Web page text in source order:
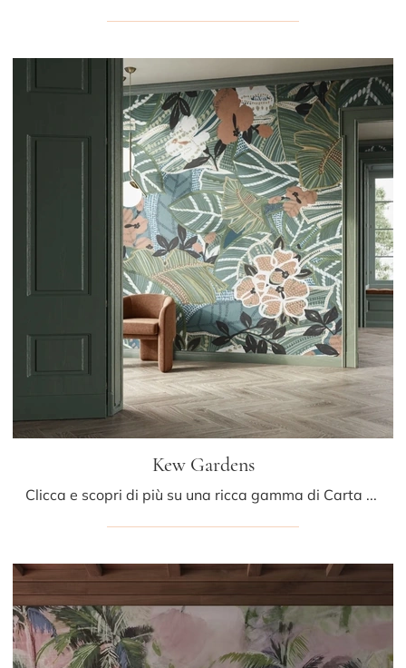
Kew Gardens
Clicca e scopri di più su una ricca gamma di Carta da parati in TNT moderna: il modello Kew Gardens di Glamora ti sta aspettando!